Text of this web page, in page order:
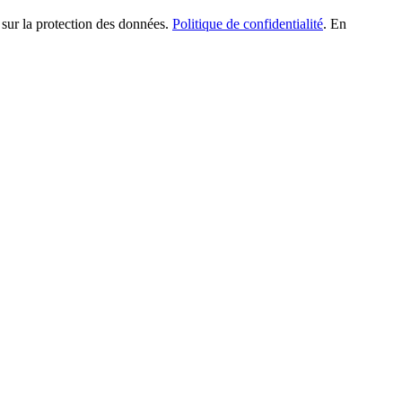
la protection des données. Politique de confidentialité. En